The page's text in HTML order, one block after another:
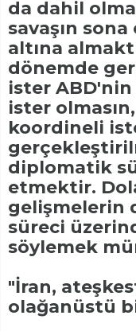
da dahil
savaşın
altına
dönemde
ister
ister
koordineli
diplomatik
etmektir.
gelişmelerin
süreci
söylemek
"İran,
olağanüstü